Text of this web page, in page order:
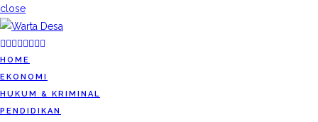
close
HOME
EKONOMI
HUKUM & KRIMINAL
PENDIDIKAN